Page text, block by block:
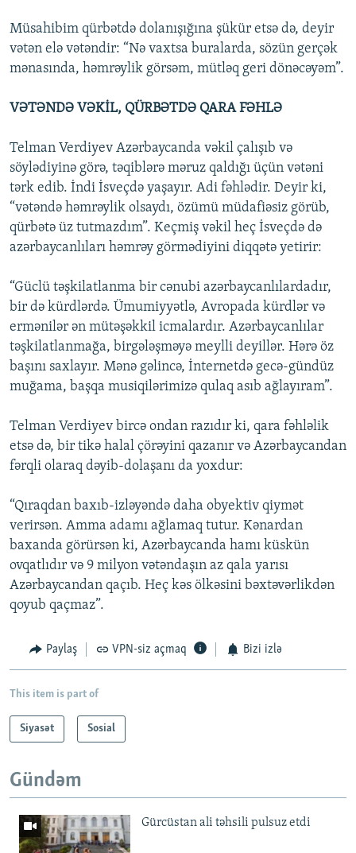
Müsahibim qürbətdə dolanışığına şükür etsə də, deyir
vətən elə vətəndir: “Nə vaxtsa buralarda, sözün gerçək
mənasında, həmrəylik görsəm, mütləq geri dönəcəyəm”.
VƏTƏNDƏ VƏKİL, QÜRBƏTDƏ QARA FƏHLƏ
Telman Verdiyev Azərbaycanda vəkil çalışıb və
söylədiyinə görə, təqiblərə məruz qaldığı üçün vətəni
tərk edib. İndi İsveçdə yaşayır. Adi fəhlədir. Deyir ki,
“vətəndə həmrəylik olsaydı, özümü müdafiəsiz görüb,
qürbətə üz tutmazdım”. Keçmiş vəkil heç İsveçdə də
azərbaycanlıları həmrəy görmədiyini diqqətə yetirir:
“Güclü təşkilatlanma bir cənubi azərbaycanlılardadır,
bir də kürdlərdə. Ümumiyyətlə, Avropada kürdlər və
ermənilər ən mütəşəkkil icmalardır. Azərbaycanlılar
təşkilatlanmağa, birgələşməyə meylli deyillər. Hərə öz
başını saxlayır. Mənə gəlincə, İnternetdə gecə-gündüz
muğama, başqa musiqilərimizə qulaq asıb ağlayıram”.
Telman Verdiyev bircə ondan razıdır ki, qara fəhləlik
etsə də, bir tikə halal çörəyini qazanır və Azərbaycandan
fərqli olaraq dəyib-dolaşanı da yoxdur:
“Qıraqdan baxıb-izləyəndə daha obyektiv qiymət
verirsən. Amma adamı ağlamaq tutur. Kənardan
baxanda görürsən ki, Azərbaycanda hamı küskün
ovqatlıdır və 9 milyon vətəndaşın az qala yarısı
Azərbaycandan qaçıb. Heç kəs ölkəsini bəxtəvərlikdən
qoyub qaçmaz”.
Paylaş VPN-siz açmaq Bizi izlə
This item is part of
Siyasət Sosial
Gündəm
Gürcüstan ali təhsili pulsuz etdi